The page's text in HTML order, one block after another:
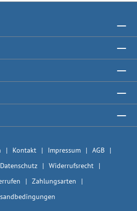
Kontakt Impressum
AGB
Widerrufsrecht
Zahlungsarten